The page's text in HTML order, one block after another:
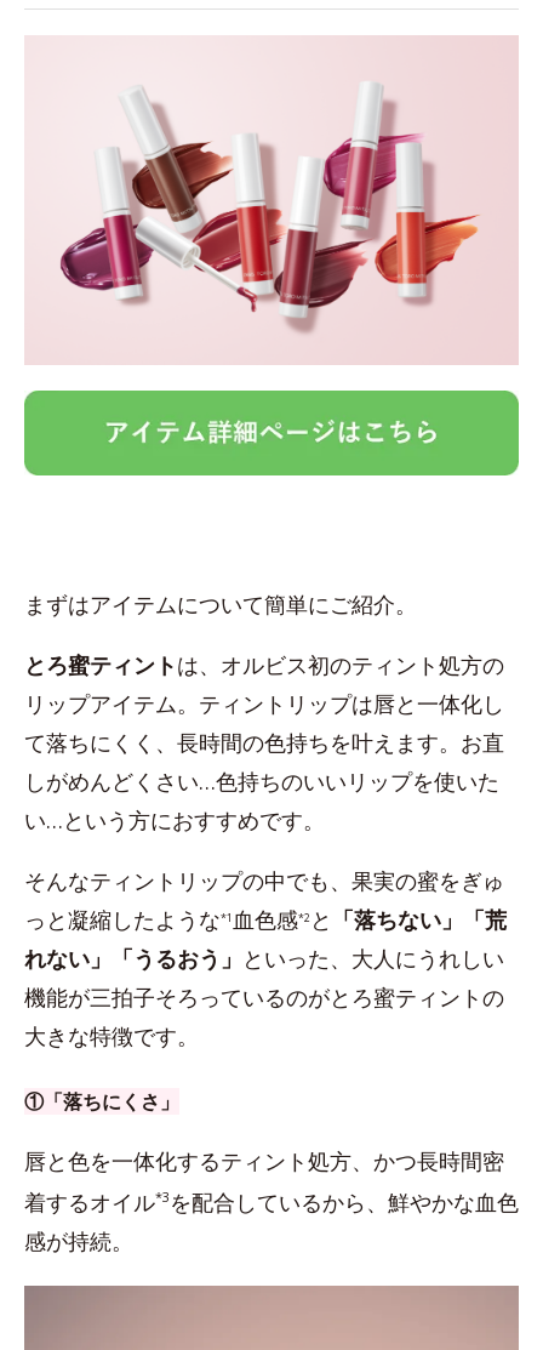
まずはアイテムについて簡単にご紹介。
とろ蜜ティントは、オルビス初のティント処方の
リップアイテム。ティントリップは唇と一体化し
て落ちにくく、長時間の色持ちを叶えます。お直
しがめんどくさい…色持ちのいいリップを使いた
い…という方におすすめです。
そんなティントリップの中でも、果実の蜜をぎゅ
っと凝縮したような*1 血色感*2 と 「落ちない」「荒
れない」「うるおう」 といった、大人にうれしい
機能が三拍子そろっているのがとろ蜜ティントの
大きな特徴です。
①「落ちにくさ」
唇と色を一体化するティント処方、かつ長時間密
着するオイル*3 を配合しているから、鮮やかな血色
感が持続。